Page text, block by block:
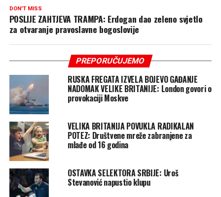
DON'T MISS
POSLIJE ZAHTJEVA TRAMPA: Erdogan dao zeleno svjetlo
za otvaranje pravoslavne bogoslovije
PREPORUČUJEMO
RUSKA FREGATA IZVELA BOJEVO GAĐANJE
NADOMAK VELIKE BRITANIJE: London govori o
provokaciji Moskve
VELIKA BRITANIJA POVUKLA RADIKALAN
POTEZ: Društvene mreže zabranjene za
mlađe od 16 godina
OSTAVKA SELEKTORA SRBIJE: Uroš
Stevanović napustio klupu